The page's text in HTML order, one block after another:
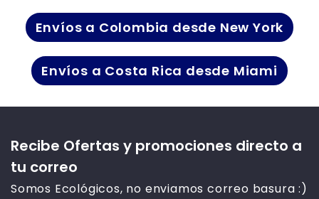
Envíos a Colombia desde New York
Envíos a Costa Rica desde Miami
Recibe Ofertas y promociones directo a
tu correo
Somos Ecológicos, no enviamos correo basura :)